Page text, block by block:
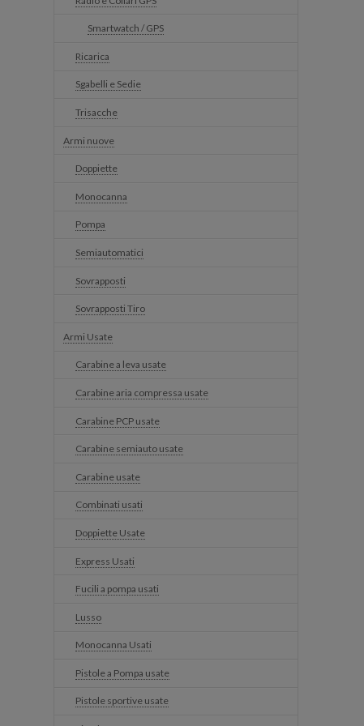
Smartwatch / GPS
Ricarica
Sgabelli e Sedie
Trisacche
Armi nuove
Doppiette
Monocanna
Pompa
Semiautomatici
Sovrapposti
Sovrapposti Tiro
Armi Usate
Carabine a leva usate
Carabine aria compressa usate
Carabine PCP usate
Carabine semiauto usate
Carabine usate
Combinati usati
Doppiette Usate
Express Usati
Fucili a pompa usati
Lusso
Monocanna Usati
Pistole a Pompa usate
Pistole sportive usate